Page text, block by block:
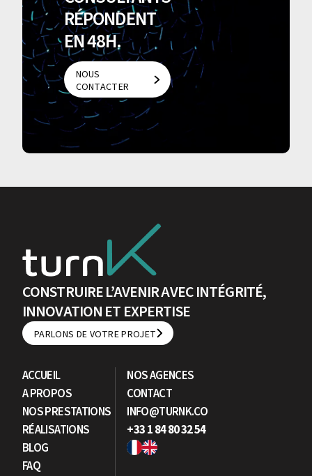
RÉPONDENT
EN 48H.
NOUS
CONTACTER
NOUS
CONTACTER
CONSTRUIRE L’AVENIR AVEC INTÉGRITÉ,
INNOVATION ET EXPERTISE
PARLONS DE VOTRE PROJET
PARLONS DE VOTRE PROJET
ACCUEIL
A PROPOS
NOS PRESTATIONS
RÉALISATIONS
BLOG
FAQ
NOS AGENCES
CONTACT
INFO@TURNK.CO
+33 1 84 80 32 54